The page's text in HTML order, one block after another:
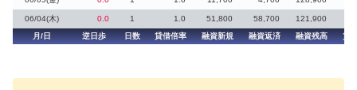
06/04(木) 0.0 1 1.0 51,800 58,700
121,900
月/日
逆日歩 日数 貸借倍率 融資新規 融資返済 融資残高 貸